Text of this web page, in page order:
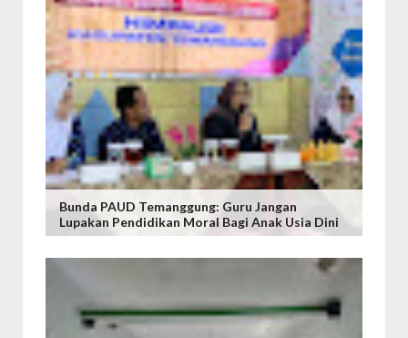
Bunda PAUD Temanggung: Guru Jangan
Lupakan Pendidikan Moral Bagi Anak Usia Dini